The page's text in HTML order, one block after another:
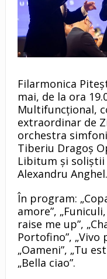
Filarmonica
mai, de la ora
Multifuncțional,
extraordinar de
orchestra
Tiberiu Dragoș
Libitum și soliștii
Alexandru Anghel.
În program:
amore”,
raise me up”,
Portofino”, „Vivo
„Oameni”, „Tu
„Bella ciao”.